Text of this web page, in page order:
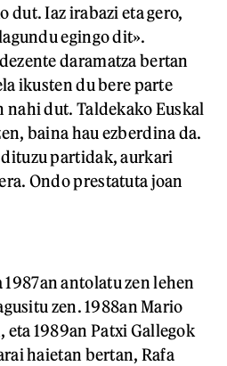
dut. Iaz irabazi eta gero,
egingo dit».
daramatza bertan
ikusten du bere parte
nahi dut. Taldekako Euskal
baina hau ezberdina da.
partidak, aurkari
Ondo prestatuta joan
antolatu zen lehen
zen. 1988an Mario
eta 1989an Patxi Gallegok
haietan bertan, Rafa